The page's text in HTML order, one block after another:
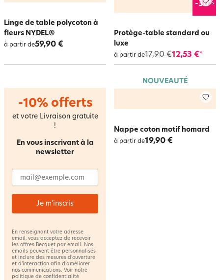
Linge de table polycoton à
fleurs NYDEL®
à partir de59,90 €
-30%
Protège-table standard ou
luxe
à partir de17,90 €12,53 €*
NOUVEAUTÉ
Nappe coton motif homard
à partir de19,90 €
-10% offerts
et votre Livraison gratuite
!
En vous inscrivant à la
newsletter
Adresse email
Je m'inscris
En renseignant votre adresse
email, vous acceptez de recevoir
les offres Becquet par email. Nos
emails peuvent être personnalisés
et inclure des mesures d’ouverture
et d’interaction afin d’améliorer
nos communications. Voir notre
politique de confidentialité